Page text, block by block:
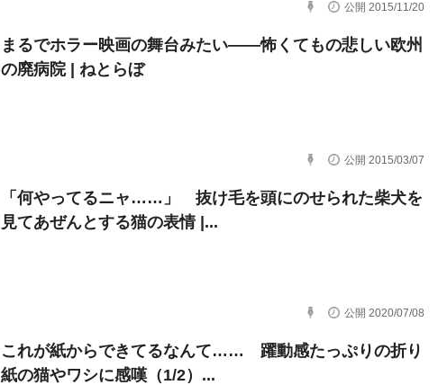
公開 2015/11/20
まるでホラー映画の舞台みたい――怖くてもの悲しい欧州
の廃病院 | ねとらぼ
公開 2015/03/07
「何やってるニャ……」 抜け毛を頭にのせられた柴犬を
見てあぜんとする猫の表情 |...
公開 2020/07/08
これが紙からできてるなんて…… 躍動感たっぷりの折り
紙の猫やワシに感嘆（1/2）...